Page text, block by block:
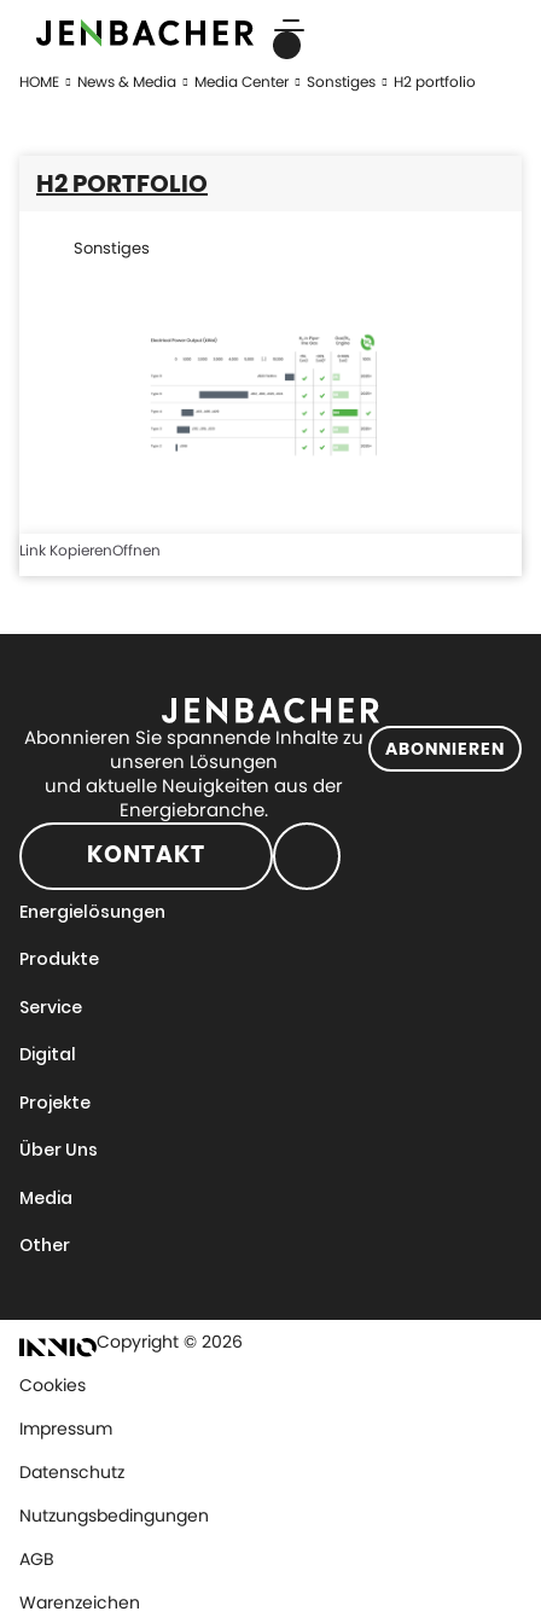
HOME News & Media Media Center Sonstiges H2 portfolio
H2 PORTFOLIO
Sonstiges
Link KopierenOffnen
Abonnieren Sie spannende Inhalte zu
unseren Lösungen
und aktuelle Neuigkeiten aus der
Energiebranche.
ABONNIEREN
KONTAKT
Energielösungen
Produkte
Service
Digital
Projekte
Über Uns
Media
Other
Copyright © 2026
Cookies
Impressum
Datenschutz
Nutzungsbedingungen
AGB
Warenzeichen